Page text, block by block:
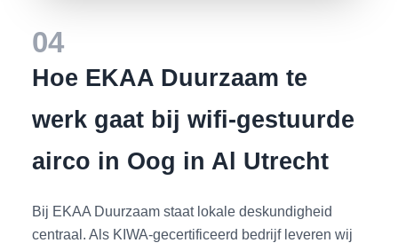
04
Hoe EKAA Duurzaam te
werk gaat bij wifi-gestuurde
airco in Oog in Al Utrecht
Bij EKAA Duurzaam staat lokale deskundigheid
centraal. Als KIWA-gecertificeerd bedrijf leveren wij